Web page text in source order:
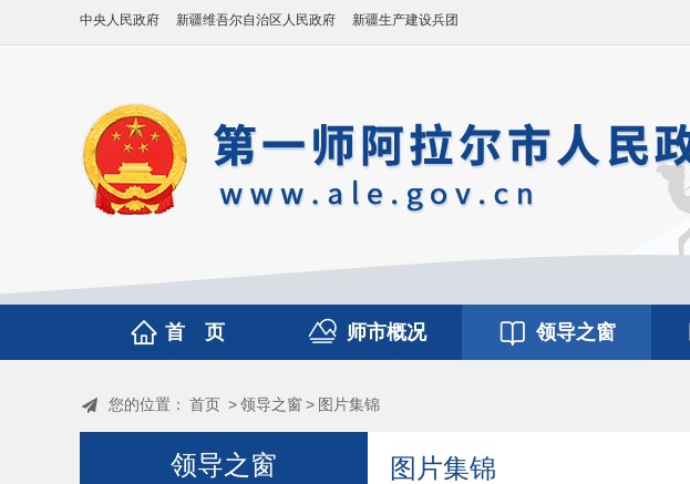
中央人民政府 新疆维吾尔自治区人民政府 新疆生产建设兵团
首 页 师市概况 领导之窗
您的位置： 首页 >领导之窗 > 图片集锦
领导之窗 图片集锦